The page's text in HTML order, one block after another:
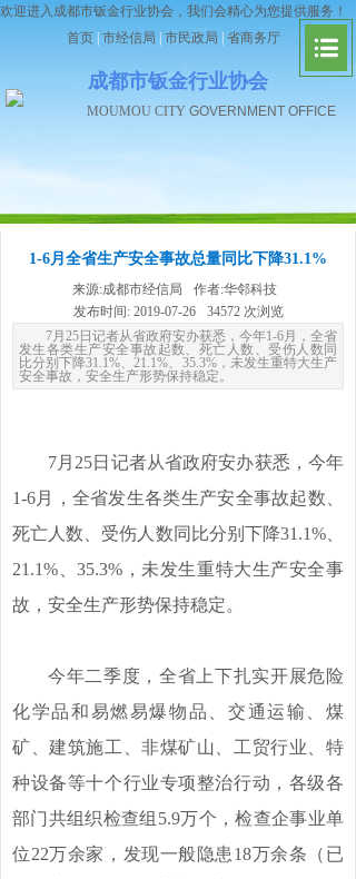
MOUMOU CITY GOVERNMENT OFFICE
欢迎进入成都市钣金行业协会，我们会精心为您提供服务！
成都市钣金行业协会
首页 市经信局 市民政局 省商务厅
1-6月全省生产安全事故总量同比下降31.1%
来源:成都市经信局 作者:华邻科技
发布时间: 2019-07-26 34572 次浏览
7月25日记者从省政府安办获悉，今年1-6月，全省
发生各类生产安全事故起数、死亡人数、受伤人数同
比分别下降31.1%、21.1%、35.3%，未发生重特大生产
安全事故，安全生产形势保持稳定。
7月25日记者从省政府安办获悉，今年
1-6月，全省发生各类生产安全事故起数、
死亡人数、受伤人数同比分别下降31.1%、
21.1%、35.3%，未发生重特大生产安全事
故，安全生产形势保持稳定。
今年二季度，全省上下扎实开展危险
化学品和易燃易爆物品、交通运输、煤
矿、建筑施工、非煤矿山、工贸行业、特
种设备等十个行业专项整治行动，各级各
部门共组织检查组5.9万个，检查企事业单
位22万余家，发现一般隐患18万余条（已